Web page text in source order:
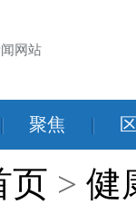
网站
| 聚焦 |
页 > 健